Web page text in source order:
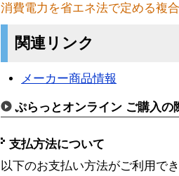
消費電力を省エネ法で定める複
関連リンク
メーカー商品情報
ぷらっとオンライン ご購入の
支払方法について
以下のお支払い方法がご利用で